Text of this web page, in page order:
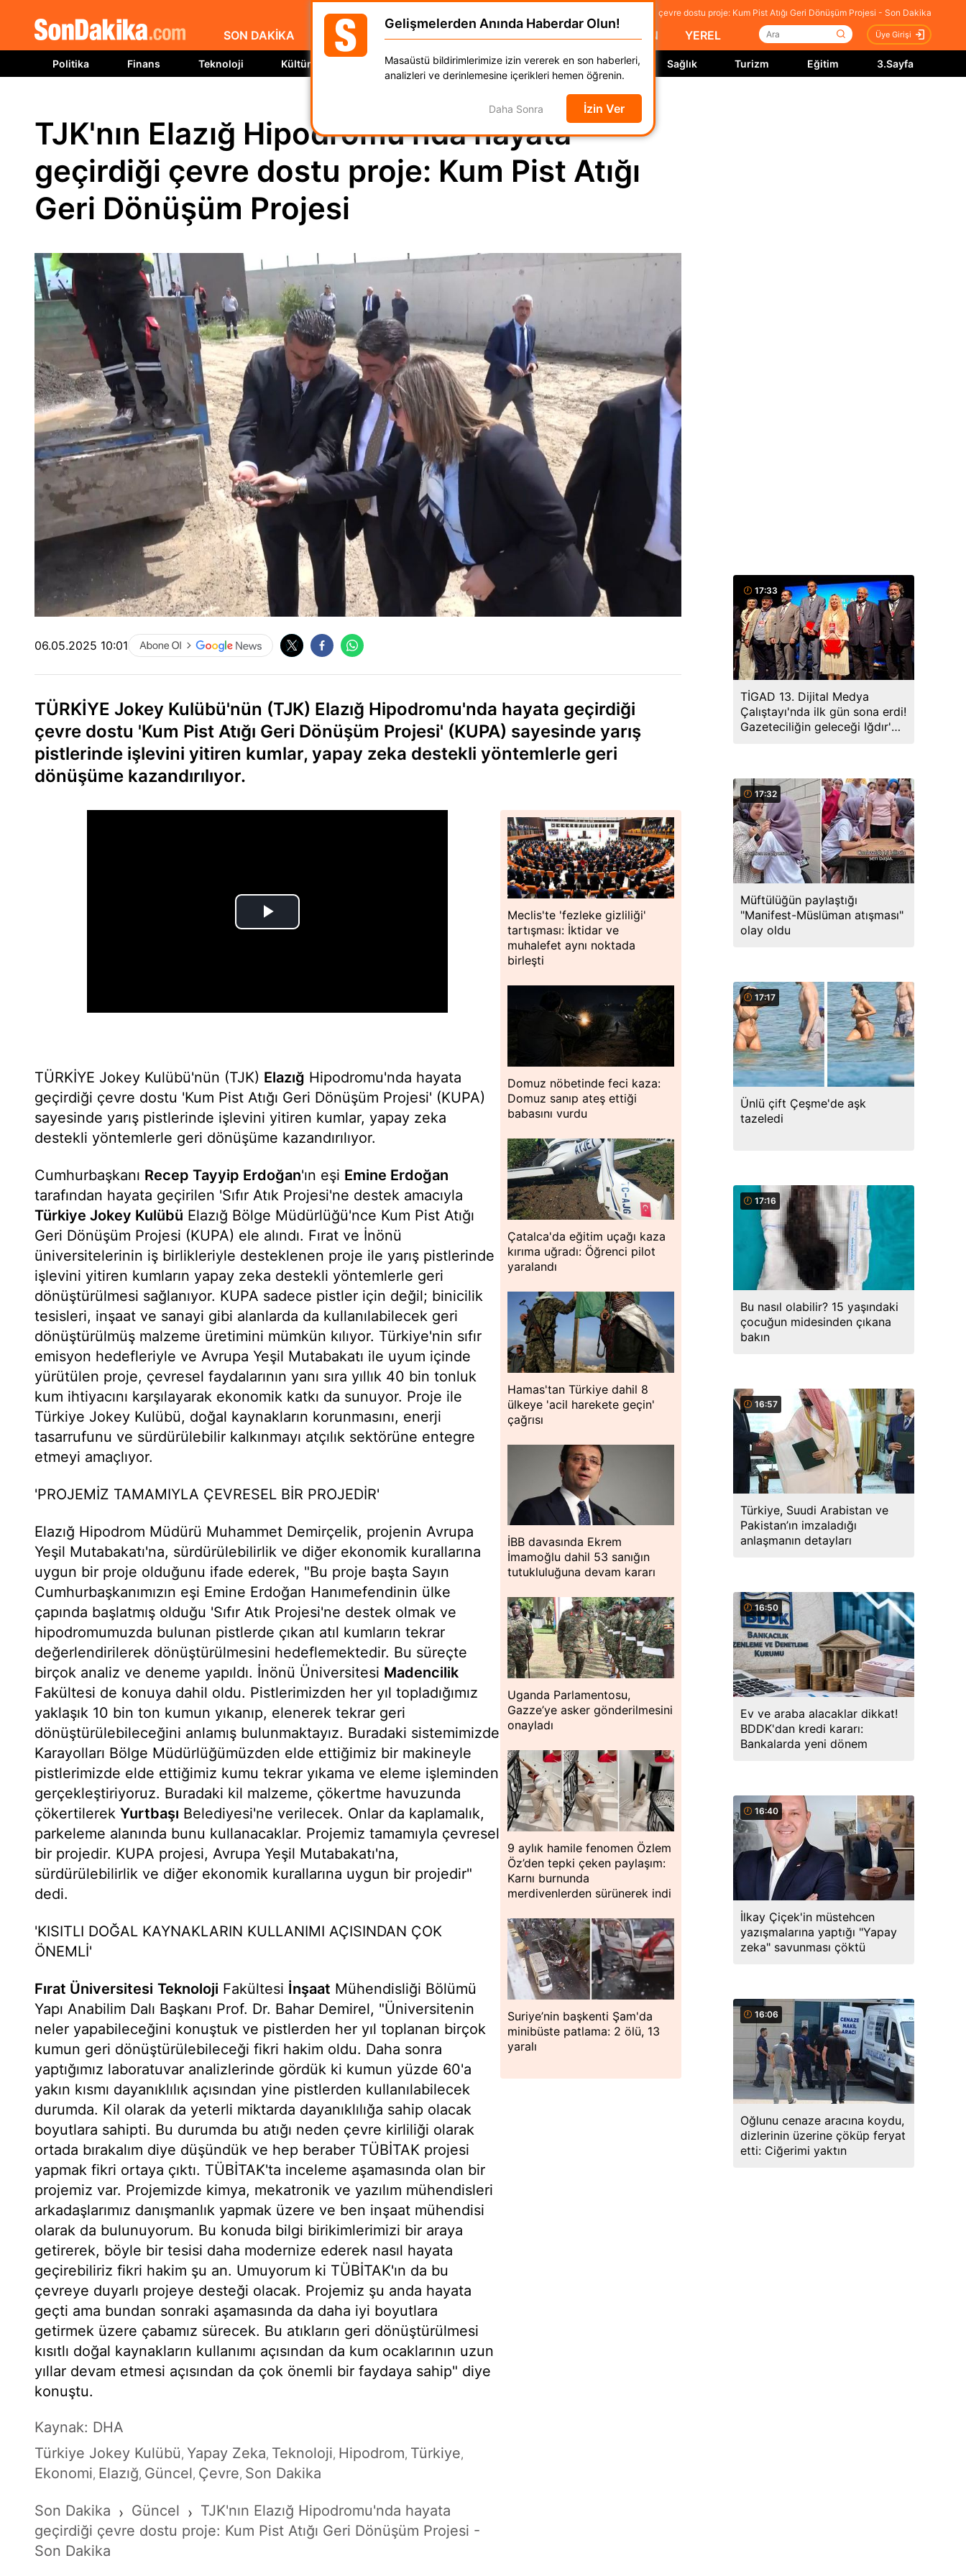
TJK'nın Elazığ Hipodromu'nda hayata geçirdiği çevre dostu proje: Kum Pist Atığı Geri Dönüşüm Projesi - Son Dakika
SON DAKİKA GÜNCEL DÜNYA EKONOMİ SPOR MAGAZİN YEREL Üye Girişi
Politika Finans Teknoloji Kültür Sanat Kadın Moda Otomobil Yaşam Sağlık Turizm Eğitim 3.Sayfa
TJK'nın Elazığ Hipodromu'nda hayata
geçirdiği çevre dostu proje: Kum Pist Atığı
Geri Dönüşüm Projesi
06.05.2025 10:01
TÜRKİYE Jokey Kulübü'nün (TJK) Elazığ Hipodromu'nda hayata geçirdiği
çevre dostu 'Kum Pist Atığı Geri Dönüşüm Projesi' (KUPA) sayesinde yarış
pistlerinde işlevini yitiren kumlar, yapay zeka destekli yöntemlerle geri
dönüşüme kazandırılıyor.
TÜRKİYE Jokey Kulübü'nün (TJK) Elazığ Hipodromu'nda hayata
geçirdiği çevre dostu 'Kum Pist Atığı Geri Dönüşüm Projesi' (KUPA)
sayesinde yarış pistlerinde işlevini yitiren kumlar, yapay zeka
destekli yöntemlerle geri dönüşüme kazandırılıyor.
Cumhurbaşkanı Recep Tayyip Erdoğan'ın eşi Emine Erdoğan
tarafından hayata geçirilen 'Sıfır Atık Projesi'ne destek amacıyla
Türkiye Jokey Kulübü Elazığ Bölge Müdürlüğü'nce Kum Pist Atığı
Geri Dönüşüm Projesi (KUPA) ele alındı. Fırat ve İnönü
üniversitelerinin iş birlikleriyle desteklenen proje ile yarış pistlerinde
işlevini yitiren kumların yapay zeka destekli yöntemlerle geri
dönüştürülmesi sağlanıyor. KUPA sadece pistler için değil; binicilik
tesisleri, inşaat ve sanayi gibi alanlarda da kullanılabilecek geri
dönüştürülmüş malzeme üretimini mümkün kılıyor. Türkiye'nin sıfır
emisyon hedefleriyle ve Avrupa Yeşil Mutabakatı ile uyum içinde
yürütülen proje, çevresel faydalarının yanı sıra yıllık 40 bin tonluk
kum ihtiyacını karşılayarak ekonomik katkı da sunuyor. Proje ile
Türkiye Jokey Kulübü, doğal kaynakların korunmasını, enerji
tasarrufunu ve sürdürülebilir kalkınmayı atçılık sektörüne entegre
etmeyi amaçlıyor.
'PROJEMİZ TAMAMIYLA ÇEVRESEL BİR PROJEDİR'
Elazığ Hipodrom Müdürü Muhammet Demirçelik, projenin Avrupa
Yeşil Mutabakatı'na, sürdürülebilirlik ve diğer ekonomik kurallarına
uygun bir proje olduğunu ifade ederek, "Bu proje başta Sayın
Cumhurbaşkanımızın eşi Emine Erdoğan Hanımefendinin ülke
çapında başlatmış olduğu 'Sıfır Atık Projesi'ne destek olmak ve
hipodromumuzda bulunan pistlerde çıkan atıl kumların tekrar
değerlendirilerek dönüştürülmesini hedeflemektedir. Bu süreçte
birçok analiz ve deneme yapıldı. İnönü Üniversitesi Madencilik
Fakültesi de konuya dahil oldu. Pistlerimizden her yıl topladığımız
yaklaşık 10 bin ton kumun yıkanıp, elenerek tekrar geri
dönüştürülebileceğini anlamış bulunmaktayız. Buradaki sistemimizde
Karayolları Bölge Müdürlüğümüzden elde ettiğimiz bir makineyle
pistlerimizde elde ettiğimiz kumu tekrar yıkama ve eleme işleminden
gerçekleştiriyoruz. Buradaki kil malzeme, çökertme havuzunda
çökertilerek Yurtbaşı Belediyesi'ne verilecek. Onlar da kaplamalık,
parkeleme alanında bunu kullanacaklar. Projemiz tamamıyla çevresel
bir projedir. KUPA projesi, Avrupa Yeşil Mutabakatı'na,
sürdürülebilirlik ve diğer ekonomik kurallarına uygun bir projedir"
dedi.
'KISITLI DOĞAL KAYNAKLARIN KULLANIMI AÇISINDAN ÇOK
ÖNEMLİ'
Fırat Üniversitesi Teknoloji Fakültesi İnşaat Mühendisliği Bölümü
Yapı Anabilim Dalı Başkanı Prof. Dr. Bahar Demirel, "Üniversitenin
neler yapabileceğini konuştuk ve pistlerden her yıl toplanan birçok
kumun geri dönüştürülebileceği fikri hakim oldu. Daha sonra
yaptığımız laboratuvar analizlerinde gördük ki kumun yüzde 60'a
yakın kısmı dayanıklılık açısından yine pistlerden kullanılabilecek
durumda. Kil olarak da yeterli miktarda dayanıklılığa sahip olacak
boyutlara sahipti. Bu durumda bu atığı neden çevre kirliliği olarak
ortada bırakalım diye düşündük ve hep beraber TÜBİTAK projesi
yapmak fikri ortaya çıktı. TÜBİTAK'ta inceleme aşamasında olan bir
projemiz var. Projemizde kimya, mekatronik ve yazılım mühendisleri
arkadaşlarımız danışmanlık yapmak üzere ve ben inşaat mühendisi
olarak da bulunuyorum. Bu konuda bilgi birikimlerimizi bir araya
getirerek, böyle bir tesisi daha modernize ederek nasıl hayata
geçirebiliriz fikri hakim şu an. Umuyorum ki TÜBİTAK'ın da bu
çevreye duyarlı projeye desteği olacak. Projemiz şu anda hayata
geçti ama bundan sonraki aşamasında da daha iyi boyutlara
getirmek üzere çabamız sürecek. Bu atıkların geri dönüştürülmesi
kısıtlı doğal kaynakların kullanımı açısından da kum ocaklarının uzun
yıllar devam etmesi açısından da çok önemli bir faydaya sahip" diye
konuştu.
Kaynak: DHA
Türkiye Jokey Kulübü, Yapay Zeka, Teknoloji, Hipodrom, Türkiye,
Ekonomi, Elazığ, Güncel, Çevre, Son Dakika
Son Dakika › Güncel › TJK'nın Elazığ Hipodromu'nda hayata
geçirdiği çevre dostu proje: Kum Pist Atığı Geri Dönüşüm Projesi -
Son Dakika
Meclis'te 'fezleke gizliliği'
tartışması: İktidar ve
muhalefet aynı noktada
birleşti
Domuz nöbetinde feci kaza:
Domuz sanıp ateş ettiği
babasını vurdu
Çatalca'da eğitim uçağı kaza
kırıma uğradı: Öğrenci pilot
yaralandı
Hamas'tan Türkiye dahil 8
ülkeye 'acil harekete geçin'
çağrısı
İBB davasında Ekrem
İmamoğlu dahil 53 sanığın
tutukluluğuna devam kararı
Uganda Parlamentosu,
Gazze’ye asker gönderilmesini
onayladı
9 aylık hamile fenomen Özlem
Öz’den tepki çeken paylaşım:
Karnı burnunda
merdivenlerden sürünerek indi
Suriye’nin başkenti Şam'da
minibüste patlama: 2 ölü, 13
yaralı
17:33
TİGAD 13. Dijital Medya
Çalıştayı'nda ilk gün sona erdi!
Gazeteciliğin geleceği Iğdır'da
17:32
Müftülüğün paylaştığı
"Manifest-Müslüman atışması"
olay oldu
17:17
Ünlü çift Çeşme'de aşk
tazeledi
17:16
Bu nasıl olabilir? 15 yaşındaki
çocuğun midesinden çıkana
bakın
16:57
Türkiye, Suudi Arabistan ve
Pakistan’ın imzaladığı
anlaşmanın detayları
16:50
Ev ve araba alacaklar dikkat!
BDDK'dan kredi kararı:
Bankalarda yeni dönem
16:40
İlkay Çiçek'in müstehcen
yazışmalarına yaptığı "Yapay
zeka" savunması çöktü
16:06
Oğlunu cenaze aracına koydu,
dizlerinin üzerine çöküp feryat
etti: Ciğerimi yaktın
Gelişmelerden Anında Haberdar Olun!
Masaüstü bildirimlerimize izin vererek en son haberleri,
analizleri ve derinlemesine içerikleri hemen öğrenin.
Daha Sonra İzin Ver